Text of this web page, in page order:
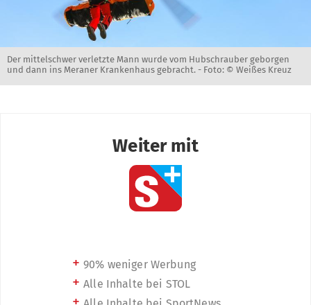
Der mittelschwer verletzte Mann wurde vom Hubschrauber geborgen
und dann ins Meraner Krankenhaus gebracht. - Foto: © Weißes Kreuz